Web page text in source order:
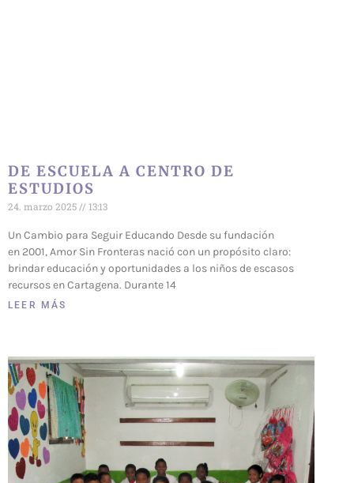
DE ESCUELA A CENTRO DE
ESTUDIOS
24. marzo 2025 13:13
Un Cambio para Seguir Educando Desde su fundación
en 2001, Amor Sin Fronteras nació con un propósito claro:
brindar educación y oportunidades a los niños de escasos
recursos en Cartagena. Durante 14
LEER MÁS